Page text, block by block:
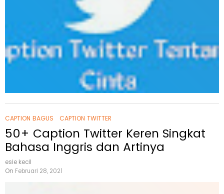
CAPTION BAGUS CAPTION TWITTER
50+ Caption Twitter Keren Singkat
Bahasa Inggris dan Artinya
esie kecil
On Februari 28, 2021